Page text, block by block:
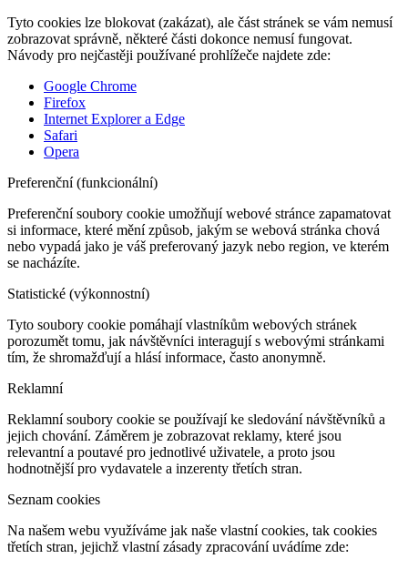
Tyto cookies lze blokovat (zakázat), ale část stránek se vám nemusí
zobrazovat správně, některé části dokonce nemusí fungovat.
Návody pro nejčastěji používané prohlížeče najdete zde:
Google Chrome
Firefox
Internet Explorer a Edge
Safari
Opera
Preferenční (funkcionální)
Preferenční soubory cookie umožňují webové stránce zapamatovat
si informace, které mění způsob, jakým se webová stránka chová
nebo vypadá jako je váš preferovaný jazyk nebo region, ve kterém
se nacházíte.
Statistické (výkonnostní)
Tyto soubory cookie pomáhají vlastníkům webových stránek
porozumět tomu, jak návštěvníci interagují s webovými stránkami
tím, že shromažďují a hlásí informace, často anonymně.
Reklamní
Reklamní soubory cookie se používají ke sledování návštěvníků a
jejich chování. Záměrem je zobrazovat reklamy, které jsou
relevantní a poutavé pro jednotlivé uživatele, a proto jsou
hodnotnější pro vydavatele a inzerenty třetích stran.
Seznam cookies
Na našem webu využíváme jak naše vlastní cookies, tak cookies
třetích stran, jejichž vlastní zásady zpracování uvádíme zde: